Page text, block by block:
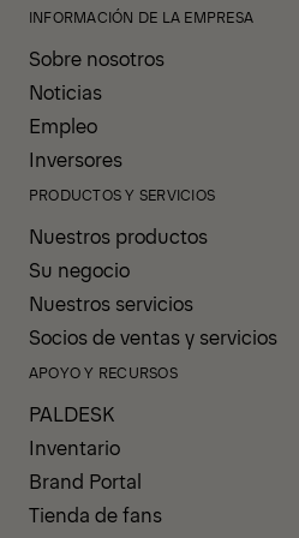
INFORMACIÓN DE LA EMPRESA
Sobre nosotros
Noticias
Empleo
Inversores
PRODUCTOS Y SERVICIOS
Nuestros productos
Su negocio
Nuestros servicios
Socios de ventas y servicios
APOYO Y RECURSOS
PALDESK
Inventario
Brand Portal
Tienda de fans